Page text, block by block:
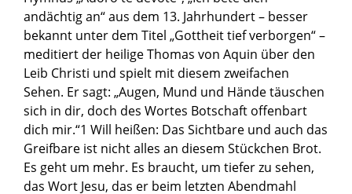
andächtig an“ aus dem 13. Jahrhundert – besser
bekannt unter dem Titel „Gottheit tief verborgen“ –
meditiert der heilige Thomas von Aquin über den
Leib Christi und spielt mit diesem zweifachen
Sehen. Er sagt: „Augen, Mund und Hände täuschen
sich in dir, doch des Wortes Botschaft offenbart
dich mir.“1 Will heißen: Das Sichtbare und auch das
Greifbare ist nicht alles an diesem Stückchen Brot.
Es geht um mehr. Es braucht, um tiefer zu sehen,
das Wort Jesu, das er beim letzten Abendmahl